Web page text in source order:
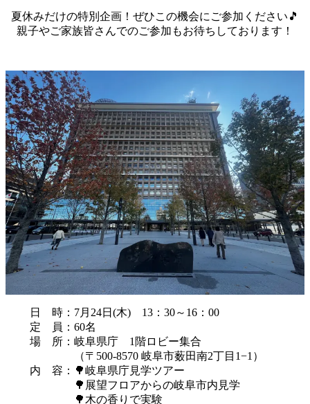
夏休みだけの特別企画！ぜひこの機会にご参加ください🎵
親子やご家族皆さんでのご参加もお待ちしております！
日 時：7月24日(木) 13：30～16：00
定 員：60名
場 所：岐阜県庁 1階ロビー集合
（〒500-8570 岐阜市薮田南2丁目1−1）
内 容：🌳岐阜県庁見学ツアー
🌳展望フロアからの岐阜市内見学
🌳木の香りで実験